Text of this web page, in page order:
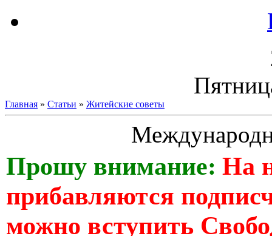
Главная » Статьи » Житейские советы
Прошу внимание: На
прибавляются
можно вступить